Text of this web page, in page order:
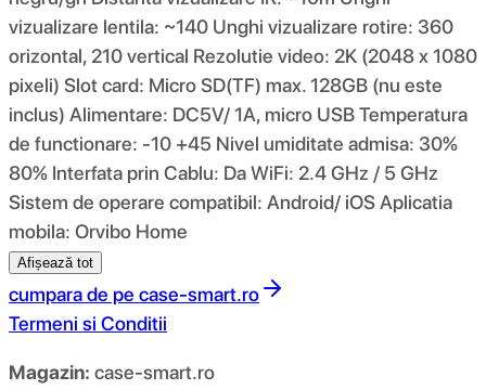
vizualizare lentila: ~140 Unghi vizualizare rotire: 360
orizontal, 210 vertical Rezolutie video: 2K (2048 x 1080
pixeli) Slot card: Micro SD(TF) max. 128GB (nu este
inclus) Alimentare: DC5V/ 1A, micro USB Temperatura
de functionare: -10 +45 Nivel umiditate admisa: 30%
80% Interfata prin Cablu: Da WiFi: 2.4 GHz / 5 GHz
Sistem de operare compatibil: Android/ iOS Aplicatia
mobila: Orvibo Home
Afișează tot
cumpara de pe case-smart.ro
Termeni si Conditii
Magazin: case-smart.ro